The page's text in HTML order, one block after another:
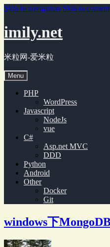
Skip to navigation Skip to content
imily.net
米粒网-爱米粒
Menu
PHP
WordPress
Javascript
NodeJs
vue
C#
Asp.net MVC
DDD
Python
Android
Other
Docker
Git
windows下